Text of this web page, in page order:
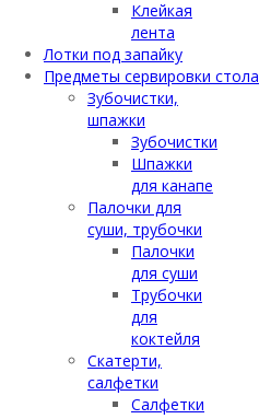
Клейкая
лента
Лотки под запайку
Предметы сервировки стола
Зубочистки,
шпажки
Зубочистки
Шпажки
для канапе
Палочки для
суши, трубочки
Палочки
для суши
Трубочки
для
коктейля
Скатерти,
салфетки
Салфетки